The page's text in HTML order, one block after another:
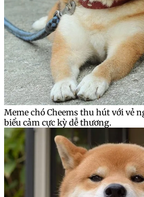
Meme chó Cheems thu hút với vẻ
biểu cảm cực kỳ dễ thương.